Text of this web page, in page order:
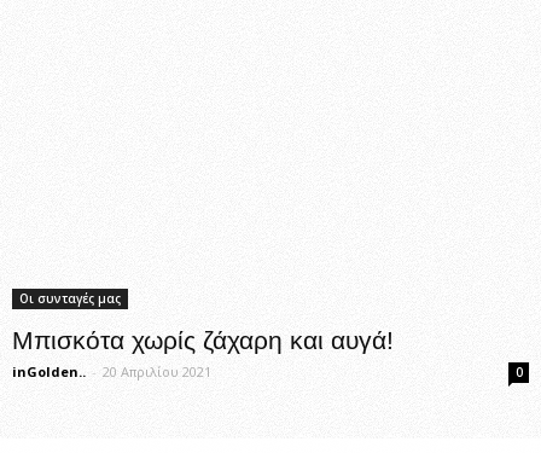
Οι συνταγές μας
Μπισκότα χωρίς ζάχαρη και αυγά!
inGolden.. - 20 Απριλίου 2021 0